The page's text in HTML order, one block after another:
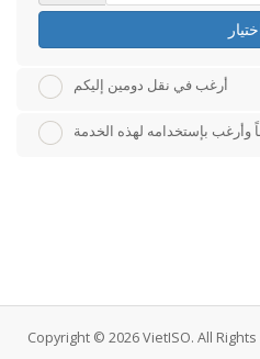
أرغب في نقل دومين إليكم
وأرغب بإستخدامه لهذه الخدمة
Copyright © 2026 VietISO. All